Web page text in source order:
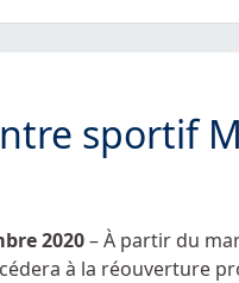
sportif
2020– À partir du
à la réouverture